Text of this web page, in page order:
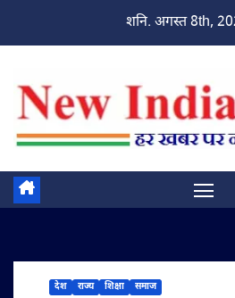
शनि. अगस्त 8th,
देश राज्य शिक्षा समाज